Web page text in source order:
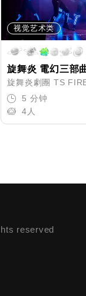
视觉艺术类
旋舞炎 電幻三部
旋舞炎劇團 TS
5 分钟
4人
reserved